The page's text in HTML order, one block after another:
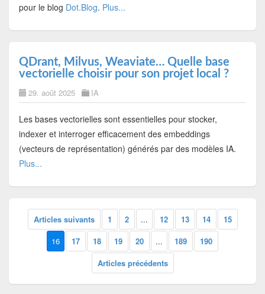
pour le blog Dot.Blog. Plus...
QDrant, Milvus, Weaviate… Quelle base
vectorielle choisir pour son projet local ?
29. août 2025 IA
Les bases vectorielles sont essentielles pour stocker,
indexer et interroger efficacement des embeddings
(vecteurs de représentation) générés par des modèles IA.
Plus...
Articles suivants 1 2 ... 12 13 14
15
16
17 18 19 20 ... 189
190
Articles précédents